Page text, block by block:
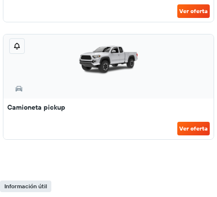
Ver oferta
Camioneta pickup
Ver oferta
Información útil